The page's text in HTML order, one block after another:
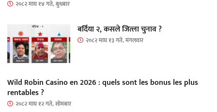
२०८२ माघ १४ गते, बुधबार
बर्दिया २, कसले जित्ला चुनाव ?
२०८२ माघ १३ गते, मंगलवार
Wild Robin Casino en 2026 : quels sont les bonus les plus
rentables ?
२०८२ माघ १२ गते, सोमबार